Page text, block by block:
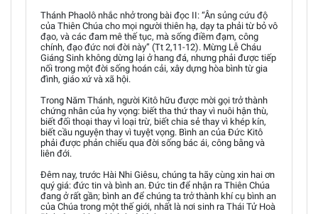
Thánh Phaolô nhắc nhở trong bài đọc II: “Ân sủng cứu độ
của Thiên Chúa cho mọi người thiên hạ, dạy ta phải từ bỏ vô
đạo, và các đam mê thế tục, mà sống điềm đạm, công
chính, đạo đức nơi đời này” (Tt 2,11-12). Mừng Lễ Cháu
Giáng Sinh không dừng lại ở hang đá, nhưng phải được tiếp
nối trong một đời sống hoán cải, xây dựng hòa bình từ gia
đình, giáo xứ và xã hội.
Trong Năm Thánh, người Kitô hữu được mời gọi trở thành
chứng nhân của hy vọng: biết tha thứ thay vì nuôi hận thù,
biết đối thoại thay vì loại trừ, biết chia sẻ thay vì khép kín,
biết cầu nguyện thay vì tuyệt vọng. Bình an của Đức Kitô
phải được phản chiếu qua đời sống bác ái, công bằng và
liên đới.
Đêm nay, trước Hài Nhi Giêsu, chúng ta hãy cùng xin hai ơn
quý giá: đức tin và bình an. Đức tin để nhận ra Thiên Chúa
đang ở rất gần; bình an để chúng ta trở thành khí cụ bình an
của Chúa trong một thế giới, nhất là nơi sinh ra Thái Tử Hoà